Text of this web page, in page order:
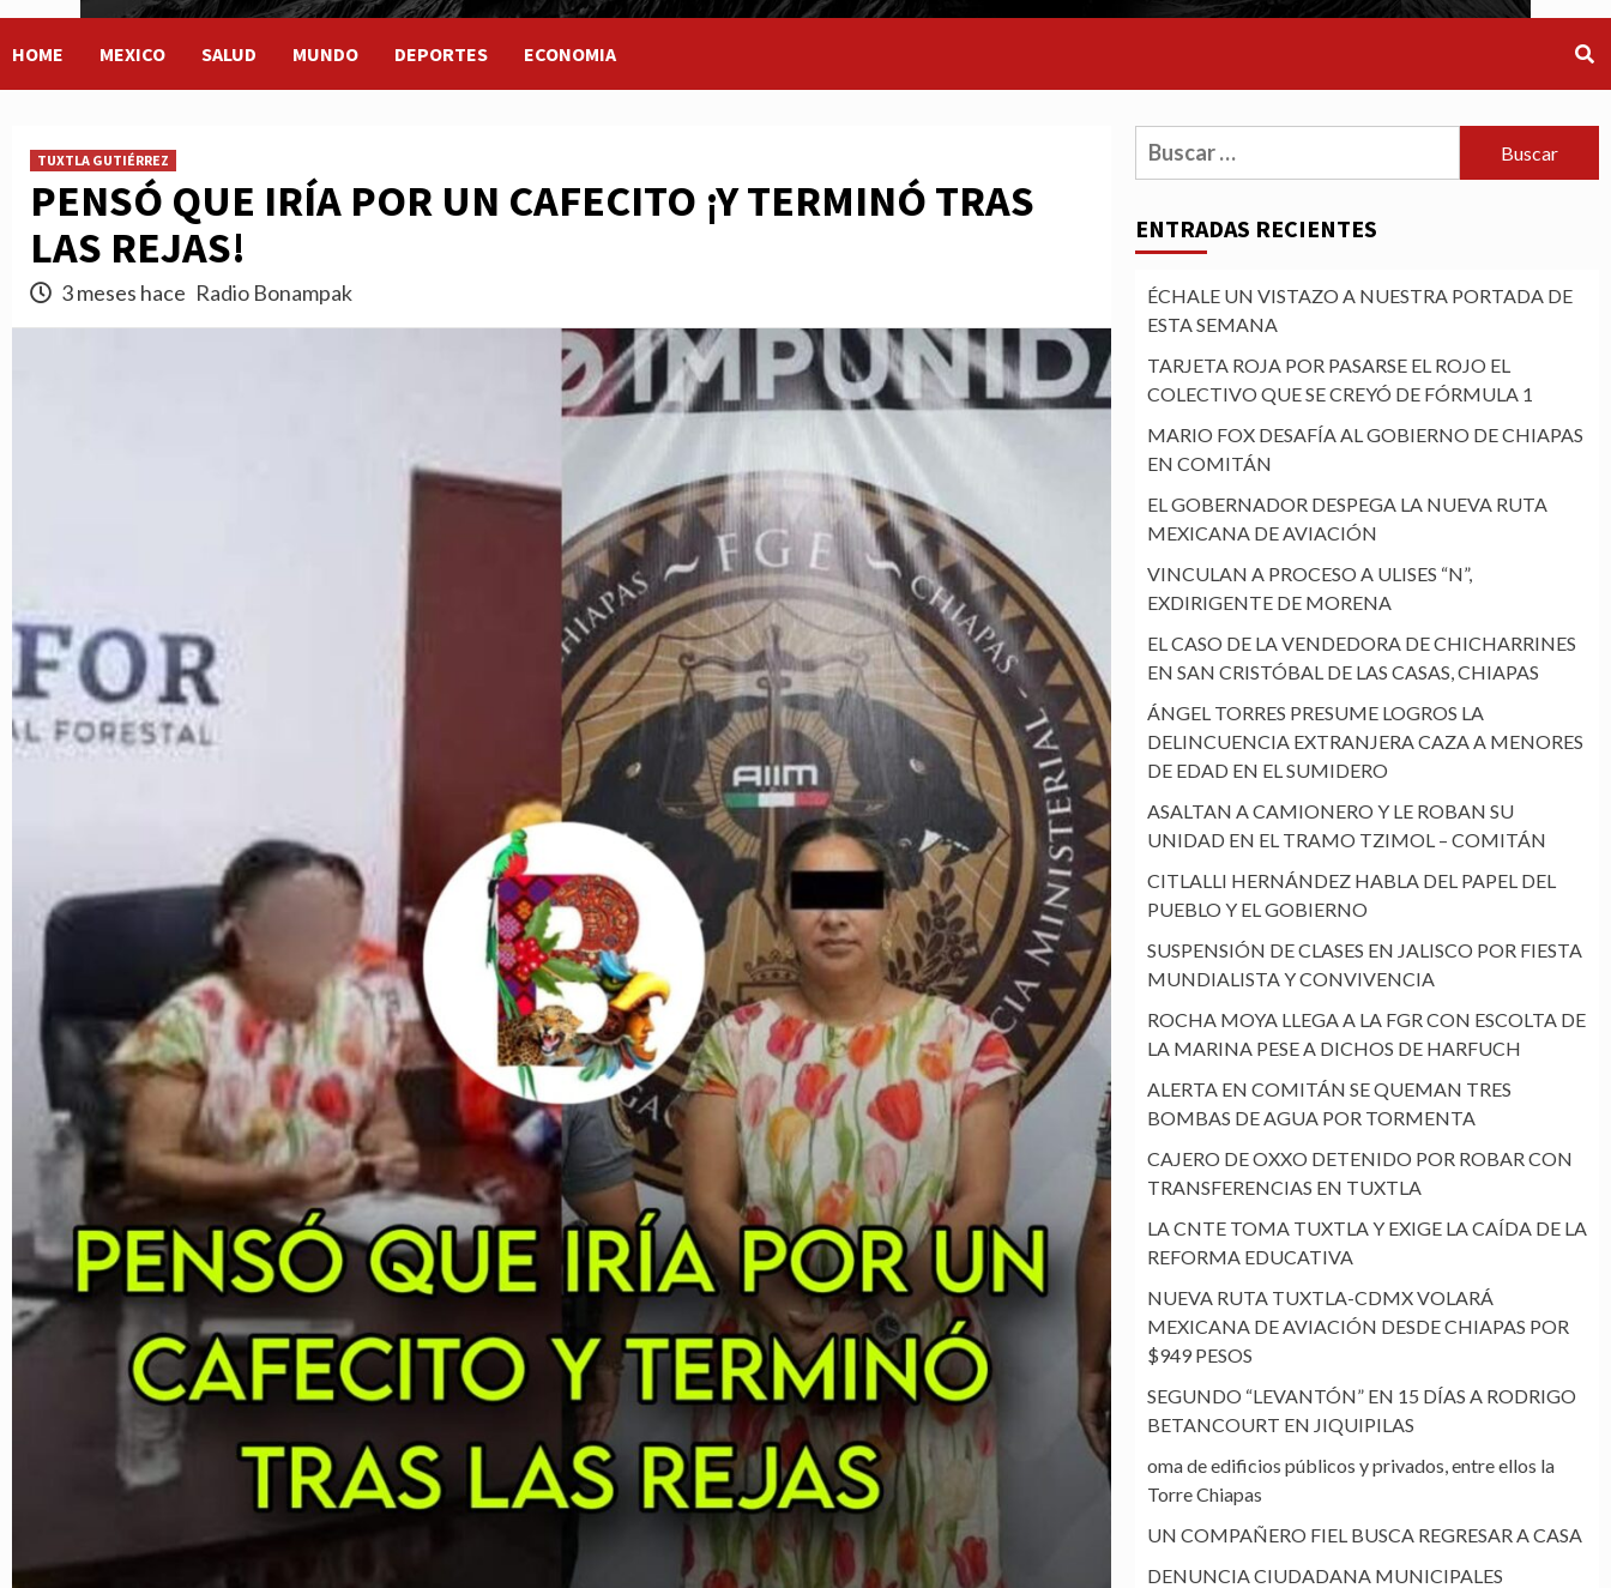
HOME MEXICO SALUD MUNDO DEPORTES ECONOMIA
TUXTLA GUTIÉRREZ
PENSÓ QUE IRÍA POR UN CAFECITO ¡Y TERMINÓ TRAS
LAS REJAS!
3 meses hace Radio Bonampak
Buscar:
ENTRADAS RECIENTES
ÉCHALE UN VISTAZO A NUESTRA PORTADA DE
ESTA SEMANA
TARJETA ROJA POR PASARSE EL ROJO EL
COLECTIVO QUE SE CREYÓ DE FÓRMULA 1
MARIO FOX DESAFÍA AL GOBIERNO DE CHIAPAS
EN COMITÁN
EL GOBERNADOR DESPEGA LA NUEVA RUTA
MEXICANA DE AVIACIÓN
VINCULAN A PROCESO A ULISES “N”,
EXDIRIGENTE DE MORENA
EL CASO DE LA VENDEDORA DE CHICHARRINES
EN SAN CRISTÓBAL DE LAS CASAS, CHIAPAS
ÁNGEL TORRES PRESUME LOGROS LA
DELINCUENCIA EXTRANJERA CAZA A MENORES
DE EDAD EN EL SUMIDERO
ASALTAN A CAMIONERO Y LE ROBAN SU
UNIDAD EN EL TRAMO TZIMOL – COMITÁN
CITLALLI HERNÁNDEZ HABLA DEL PAPEL DEL
PUEBLO Y EL GOBIERNO
SUSPENSIÓN DE CLASES EN JALISCO POR FIESTA
MUNDIALISTA Y CONVIVENCIA
ROCHA MOYA LLEGA A LA FGR CON ESCOLTA DE
LA MARINA PESE A DICHOS DE HARFUCH
ALERTA EN COMITÁN SE QUEMAN TRES
BOMBAS DE AGUA POR TORMENTA
CAJERO DE OXXO DETENIDO POR ROBAR CON
TRANSFERENCIAS EN TUXTLA
LA CNTE TOMA TUXTLA Y EXIGE LA CAÍDA DE LA
REFORMA EDUCATIVA
NUEVA RUTA TUXTLA-CDMX VOLARÁ
MEXICANA DE AVIACIÓN DESDE CHIAPAS POR
$949 PESOS
SEGUNDO “LEVANTÓN” EN 15 DÍAS A RODRIGO
BETANCOURT EN JIQUIPILAS
oma de edificios públicos y privados, entre ellos la
Torre Chiapas
UN COMPAÑERO FIEL BUSCA REGRESAR A CASA
DENUNCIA CIUDADANA MUNICIPALES